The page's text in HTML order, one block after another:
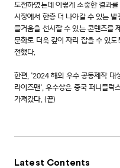
도전하였는데 이렇게 소중한 결과
시장에서 한층 더 나아갈 수 있는
즐거움을 선사할 수 있는 콘텐츠
문화로 더욱 깊이 자리 잡을 수 있
전했다.
한편, '2024 해외 우수 공동제작 대
라이즈맨', 우수상은 중국 퍼니플럭
가져갔다. (끝)
Latest Contents